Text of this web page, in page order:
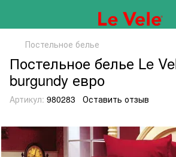
Постельное белье
Постельное белье Le
burgundy евро
Артикул: 980283 Оставить отзыв